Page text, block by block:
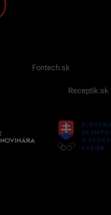
Fontech.sk
Receptik.sk